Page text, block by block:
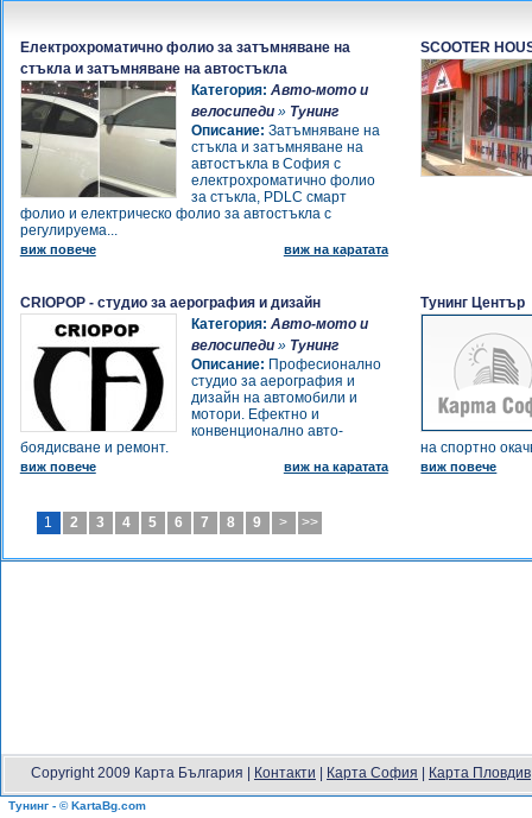
Електрохроматично фолио за затъмняване на
стъкла и затъмняване на автостъкла
Категория: Авто-мото и
велосипеди» Тунинг
Описание: Затъмняване на
стъкла и затъмняване на
автостъкла в София с
електрохроматично фолио
за стъкла, PDLC смарт
фолио и електрическо фолио за автостъкла с
регулируема...
виж повече виж на каратата
SCOOTER
CRIOPOP - студио за аерография и дизайн
Категория: Авто-мото и
велосипеди» Тунинг
Описание: Професионално
студио за аерография и
дизайн на автомобили и
мотори. Ефектно и
конвенционално авто-
боядисване и ремонт.
виж повече виж на каратата
Тунинг Център
на спортно
виж повече
1 2 3 4 5 6 7 8 9 > >>
Copyright 2009 Карта България | Контакти | Карта София | Карта Пловдив
Тунинг - © KartaBg.com